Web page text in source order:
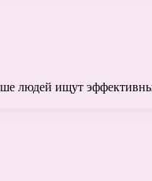
людей ищут